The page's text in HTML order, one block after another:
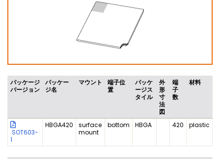
パッケージ
バージョン
パッケー
ジ名
マウント
端子位
置
パッケ
ージス
タイル
外
形
寸
法
図
端
子
数
材料
SOT603-
1
HBGA420
surface
mount
bottom HBGA 420 plastic